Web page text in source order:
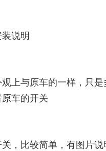
说明
上与原车的一样，只
车的开关
，比较简单，有图片